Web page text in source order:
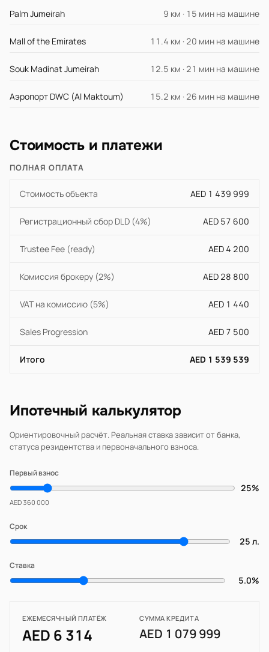
Palm Jumeirah 9 км · 15 мин на машине
Mall of the Emirates 11.4 км · 20 мин на машине
Souk Madinat Jumeirah 12.5 км · 21 мин на машине
Аэропорт DWC (Al Maktoum) 15.2 км · 26 мин на машине
Стоимость и платежи
ПОЛНАЯ ОПЛАТА
Стоимость объекта AED 1 439 999
Регистрационный сбор DLD (4%) AED 57 600
Trustee Fee (ready) AED 4 200
Комиссия брокеру (2%) AED 28 800
VAT на комиссию (5%) AED 1 440
Sales Progression AED 7 500
Итого AED 1 539 539
Ипотечный калькулятор
Ориентировочный расчёт. Реальная ставка зависит от банка,
статуса резидентства и первоначального взноса.
Первый взнос
25%
AED 360 000
Срок
25 л.
Ставка
5.0%
ЕЖЕМЕСЯЧНЫЙ ПЛАТЁЖ
AED 6 314
СУММА КРЕДИТА
AED 1 079 999